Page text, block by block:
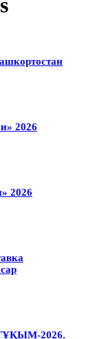
2026
2026
2026.